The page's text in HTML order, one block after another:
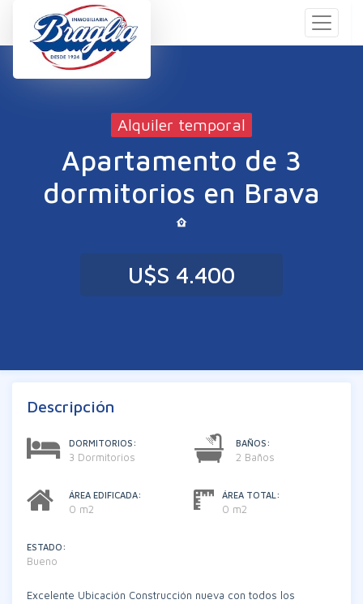
Alquiler temporal
Apartamento de 3
dormitorios en Brava
U$S 4.400
Descripción
DORMITORIOS:
3 Dormitorios
BAÑOS:
2 Baños
ÁREA EDIFICADA:
0 m2
ÁREA TOTAL:
0 m2
ESTADO:
Bueno
Excelente Ubicación Construcción nueva con todos los